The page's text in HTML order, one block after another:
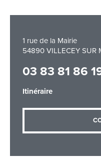
1 rue de la Mairie
54890 VILLECEY SUR
03 83 81 86
Itinéraire
Téléphone
Adresse email